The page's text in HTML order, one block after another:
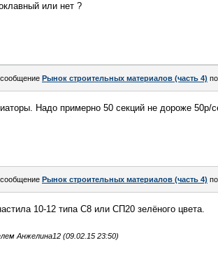
или нет ?
Рынок строительных материалов (часть 4)
Надо примерно 50 секций не дороже 50р/
Рынок строительных материалов (часть 4)
10-12 типа С8 или СП20 зелёного цвета.
Анжелина12 (09.02.15 23:50)